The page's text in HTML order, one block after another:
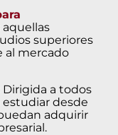
superiores
al mercado
Dirigida a todos
desde
adquirir